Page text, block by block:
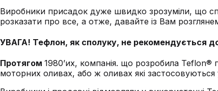
Виробники присадок дуже швидко зрозуміли, що
розказати про все, а отже, давайте із Вам
УВАГА! Тефлон, як сполуку, не рекомендується
Протягом 1980’их, компанія. що розробила
моторних оливах, або ж оливах які застосовуються